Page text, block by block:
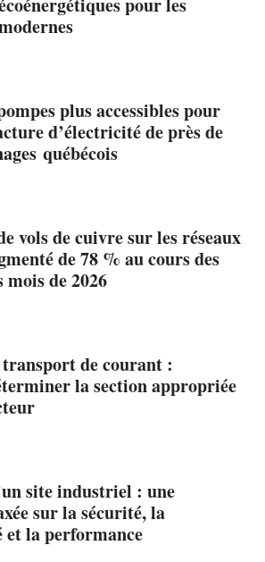
plus accessibles pour
d’électricité de près de
québécois
vols de cuivre sur les réseaux
de 78 % au cours des
de 2026
de courant :
la section appropriée
site industriel : une
sur la sécurité, la
la performance